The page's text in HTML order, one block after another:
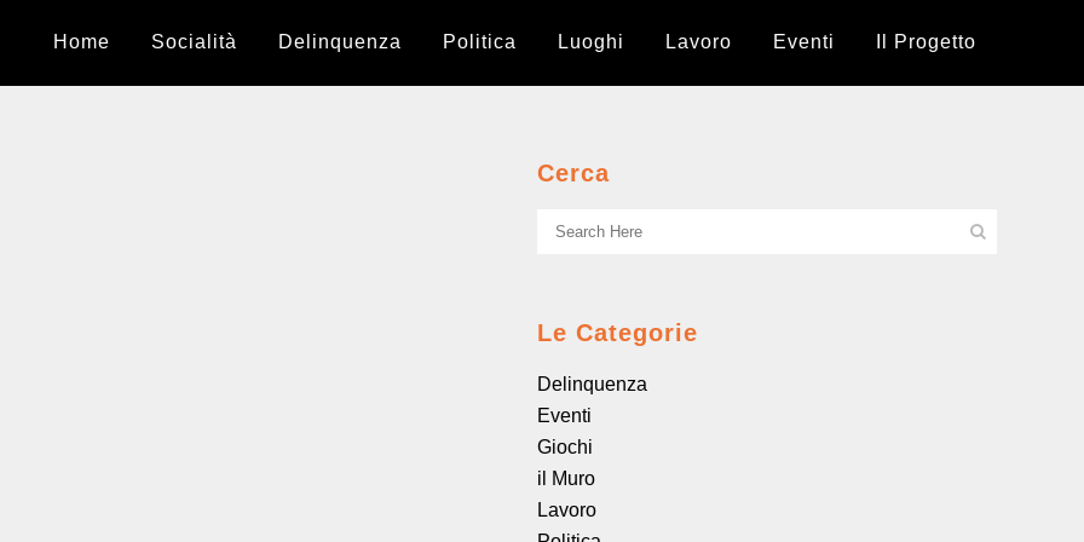
Home Socialità Delinquenza Politica Luoghi Lavoro Eventi Il Progetto
Cerca
Le Categorie
Delinquenza
Eventi
Giochi
il Muro
Lavoro